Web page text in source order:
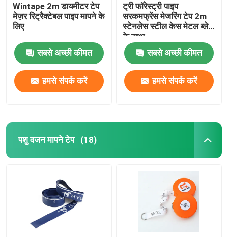
Wintape 2m डायमीटर टेप
मेज़र रिट्रैक्टेबल पाइप मापने के
लिए
सबसे अच्छी कीमत
हमसे संपर्क करें
ट्री फॉरेस्ट्री पाइप
सरकमफ्रेंस मेजरिंग टेप 2m
स्टेनलेस स्टील केस मेटल ब्लेड
के साथ
सबसे अच्छी कीमत
हमसे संपर्क करें
पशु वजन मापने टेप (18)